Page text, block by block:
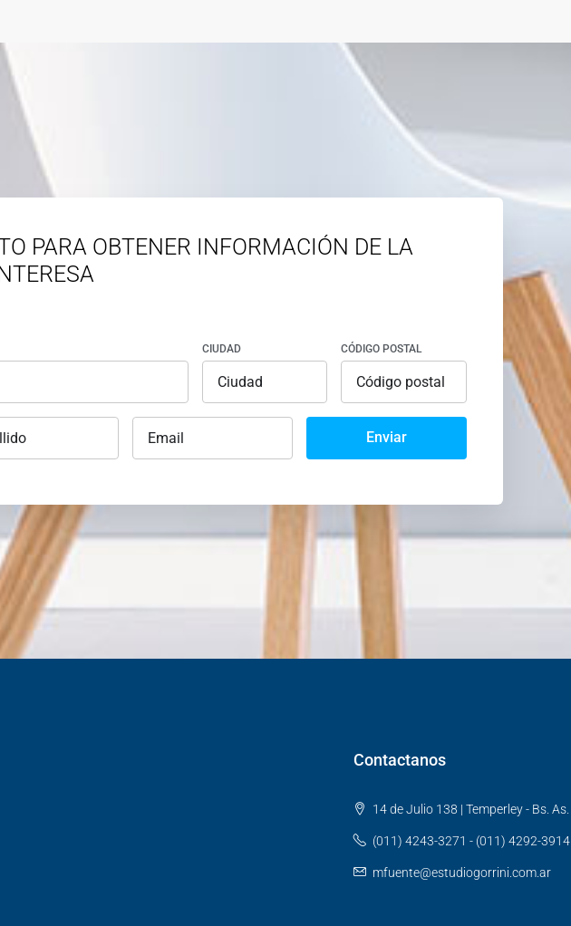
PARA OBTENER INFORMACIÓN DE LA
CIUDAD CÓDIGO POSTAL
Enviar
Contactanos
14 de Julio 138 | Temperley - Bs. As.
(011) 4243-3271 - (011) 4292-3914
mfuente@estudiogorrini.com.ar